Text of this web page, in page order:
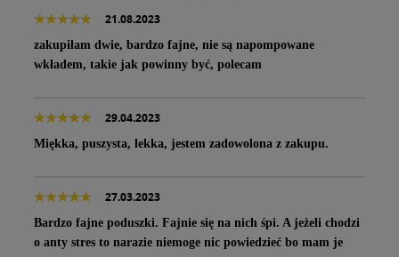
21.08.2023
zakupiłam dwie, bardzo fajne, nie są napompowane
wkładem, takie jak powinny być, polecam
29.04.2023
Miękka, puszysta, lekka, jestem zadowolona z zakupu.
27.03.2023
Bardzo fajne poduszki. Fajnie się na nich śpi. A jeżeli chodzi
o anty stres to narazie niemoge nic powiedzieć bo mam je